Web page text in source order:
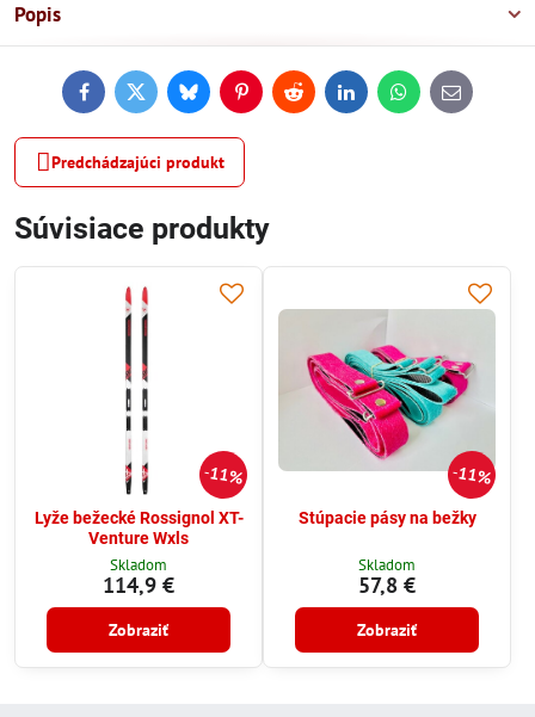
Popis
FacebookTwitterBlueskyPinterestReddit LinkedInWhatsApp
E-
mail
Predchádzajúci produkt
Súvisiace produkty
11%
Lyže bežecké Rossignol XT-
Venture Wxls
Skladom
114,9 €
Zobraziť
11%
Stúpacie pásy na bežky
Skladom
57,8 €
Zobraziť